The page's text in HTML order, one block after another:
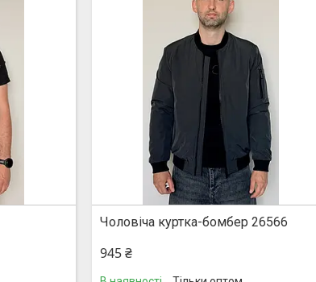
Чоловіча куртка-бомбер 26566
945 ₴